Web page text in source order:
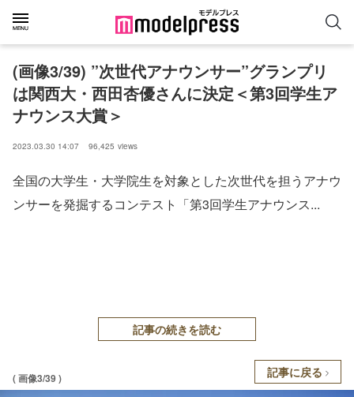
(画像3/39) ”次世代アナウンサー”グランプリ
は関西大・西田杏優さんに決定＜第3回学生ア
ナウンス大賞＞
2023.03.30 14:07 96,425 views
全国の大学生・大学院生を対象とした次世代を担うアナウ
ンサーを発掘するコンテスト「第3回学生アナウンス...
記事の続きを読む
( 画像3/39 ) 記事に戻る